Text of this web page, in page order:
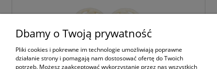
Dbamy o Twoją prywatność
Pliki cookies i pokrewne im technologie umożliwiają poprawne
działanie strony i pomagają nam dostosować ofertę do Twoich
potrzeb. Możesz zaakceptować wykorzystanie przez nas wszystkich